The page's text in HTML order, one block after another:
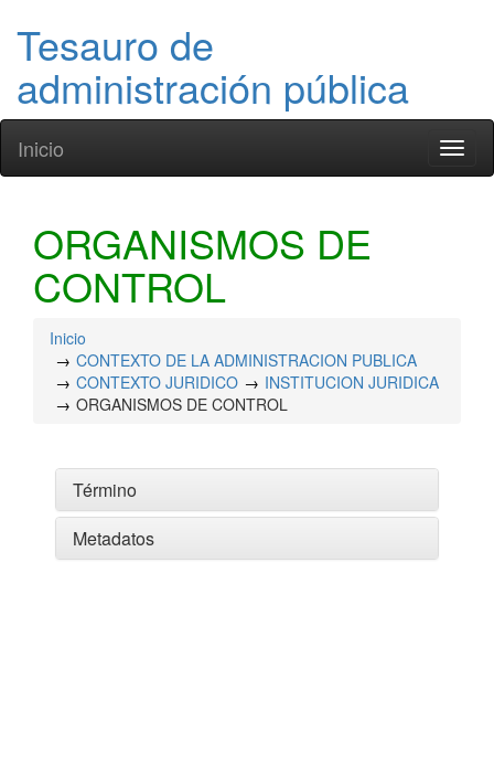
Tesauro de
administración pública
Inicio
ORGANISMOS DE
CONTROL
Inicio
CONTEXTO DE LA ADMINISTRACION PUBLICA
CONTEXTO JURIDICO
INSTITUCION JURIDICA
ORGANISMOS DE CONTROL
Término
Metadatos